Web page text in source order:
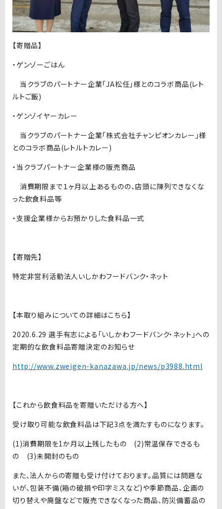
【寄贈品】
・ゲンゾーごはん
当クラブのパートナー企業「JA松任」様とのコラボ商品(レト
ルトご飯)
・ゲンゾイヤーカレー
当クラブのパートナー企業「株式会社チャンピオンカレー」様
とのコラボ商品(レトルトカレー)
・当クラブパートナー企業様の販売商品
消費期限まで１ヶ月以上あるものの、店頭に陳列できなくな
った飲食料品等
・支援企業様からお預かりした食料品一式
【寄贈先】
特定非営利活動法人いしかわフードバンク・ネット
【本取り組みについての詳細はこちら】
2020.6.29 選手有志による「いしかわフードバンク・ネット」への
定期的な飲食料品寄贈決定のお知らせ
http://www.zweigen-kanazawa.jp/news/p3988.html
【これから飲食料品を寄贈いただける方へ】
受け取り可能な飲食料品は下記3点を満たすものになります。
(1)消費期限を1か月以上残したもの (2)常温保存できるも
の (3)未開封のもの
また、法人からの寄贈も受け付けております。品質には問題な
いが、包装不備(箱の破損や印字ミスなど)や季節商品、企画の
切り替えや廃盤などで販売できなくなった商品、防災備蓄品の